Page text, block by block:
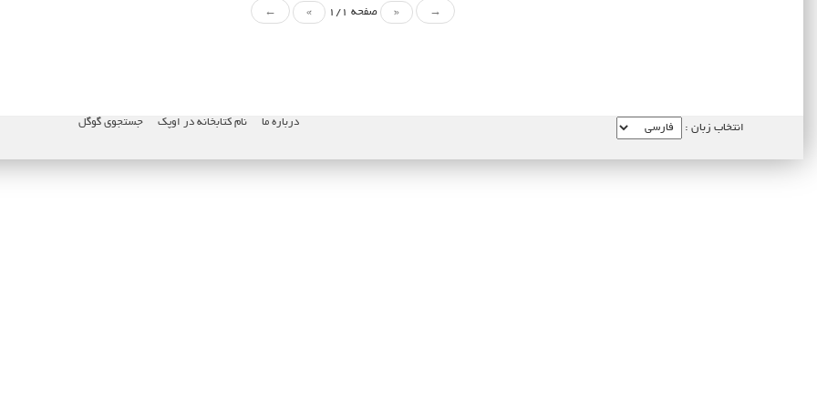
→
« صفحه 1/1 »
←
درباره ما نام کتابخانه در اوپک جستجوی گوگل انتخاب زبان :